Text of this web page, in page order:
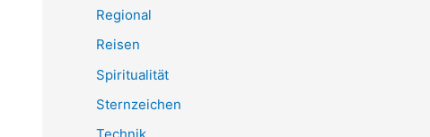
Regional
Reisen
Spiritualität
Sternzeichen